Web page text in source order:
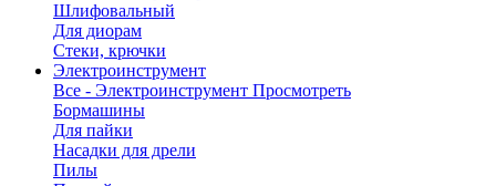
Шлифовальный
Для диорам
Стеки, крючки
Электроинструмент
Все - Электроинструмент Просмотреть
Бормашины
Для пайки
Насадки для дрели
Пилы